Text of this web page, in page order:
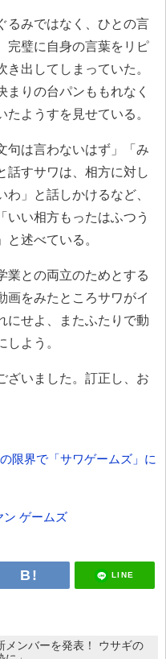
るみではなく、ひとの言
完璧に自身の言葉をリピ
出してしまっていた。
まりの台パンももれなく
ようすを見せている。
句は言わないはず」「み
話すサワは、相方に対し
」と話しかけるなど、
いい相方もったはふつう
述べている。
業との両立のためとする
画をみたところサワがイ
にせよ、またふたりで動
よう。
ざいました。訂正し、お
限界で「サワゲームズ」に
ン ゲームズ
LINE
メンバーを発表！ ウサギの